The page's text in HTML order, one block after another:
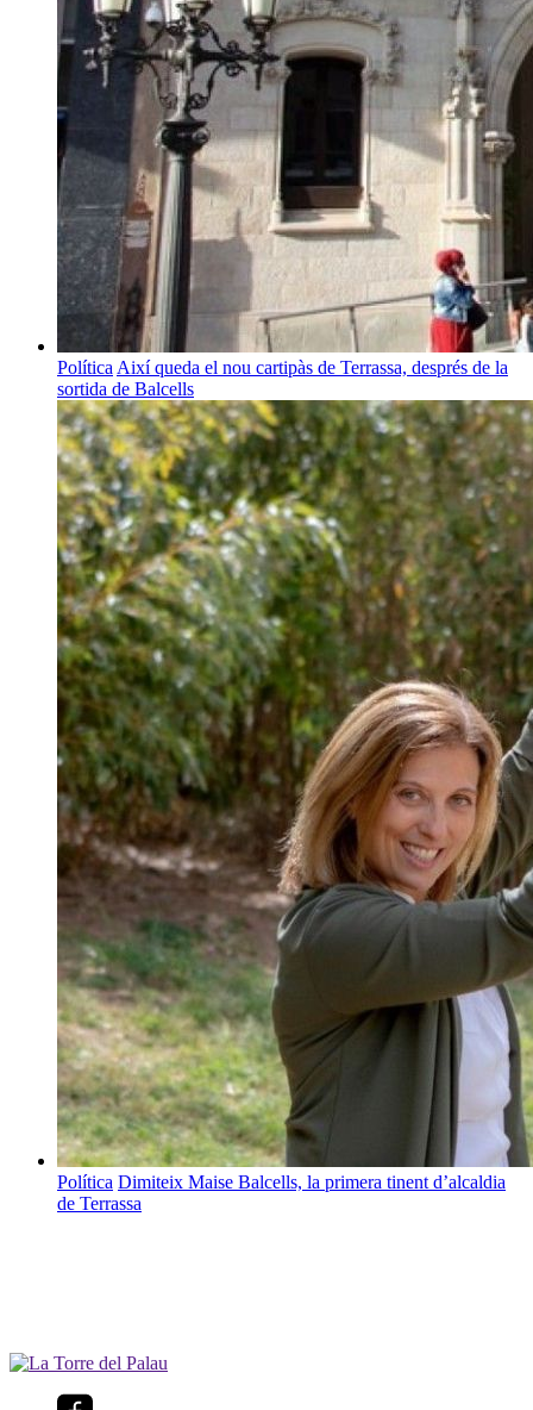
Política Així queda el nou cartipàs de Terrassa, després de la
sortida de Balcells
Política Dimiteix Maise Balcells, la primera tinent d’alcaldia
de Terrassa